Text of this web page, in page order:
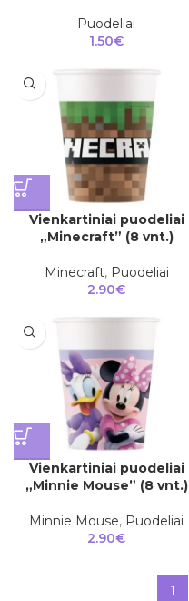
Puodeliai
1.50€
Vienkartiniai puodeliai
„Minecraft” (8 vnt.)
Minecraft, Puodeliai
2.90€
Vienkartiniai puodeliai
„Minnie Mouse” (8 vnt.)
Minnie Mouse, Puodeliai
2.90€
1